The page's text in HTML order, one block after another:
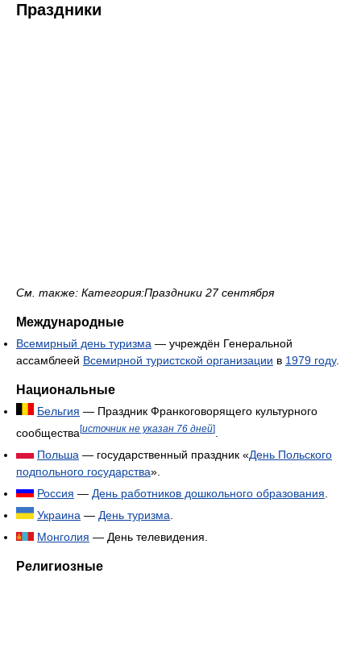
Праздники
См. также: Категория:Праздники 27 сентября
Международные
Всемирный день туризма — учреждён Генеральной
ассамблеей Всемирной туристской организации в 1979 году.
Национальные
Бельгия — Праздник Франкоговорящего культурного
сообщества[источник не указан 76 дней]
Польша — государственный праздник «День Польского
подпольного государства».
Россия — День работников дошкольного образования
Украина — День туризма
Монголия — День телевидения.
Религиозные